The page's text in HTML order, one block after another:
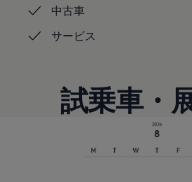
ユーザーガイド
自動車リサイクル法
延長保証ウォルフィ
カスタマーセンター
タイヤパンク補償
“Certified Pre-Owned”の品
延長保証サービスガ
中古車
サービス
試乗車・